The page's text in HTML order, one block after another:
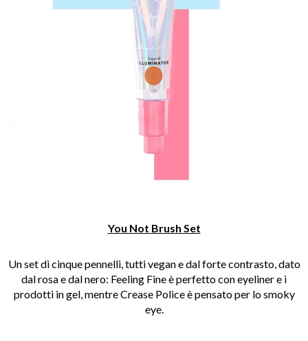
You Not Brush Set
Un set di cinque pennelli, tutti vegan e dal forte contrasto, dato
dal rosa e dal nero: Feeling Fine è perfetto con eyeliner e i
prodotti in gel, mentre Crease Police è pensato per lo smoky
eye.